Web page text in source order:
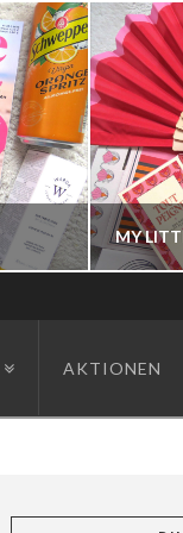
AKTIONEN